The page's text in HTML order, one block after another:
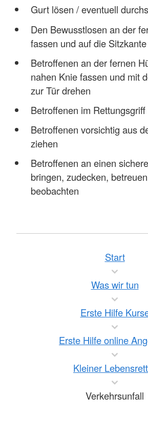
Gurt lösen / eventuell
Den Bewusstlosen an der
fassen und auf die
Betroffenen an der fernen
nahen Knie fassen und mit
zur Tür drehen
Betroffenen im
Betroffenen vorsichtig aus
ziehen
Betroffenen an einen
bringen, zudecken,
beobachten
Start
Was wir tun
Erste Hilfe
Erste Hilfe online
Kleiner
Verkehrsunfall